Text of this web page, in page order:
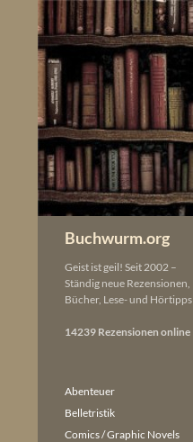
springen
Buchwurm.org
Geist ist geil! Seit 2002 –
Ständig neue Rezensionen,
Bücher, Lese- und Hörtipps
14239 Rezensionen online
Abenteuer
Belletristik
Comics / Graphic Novels